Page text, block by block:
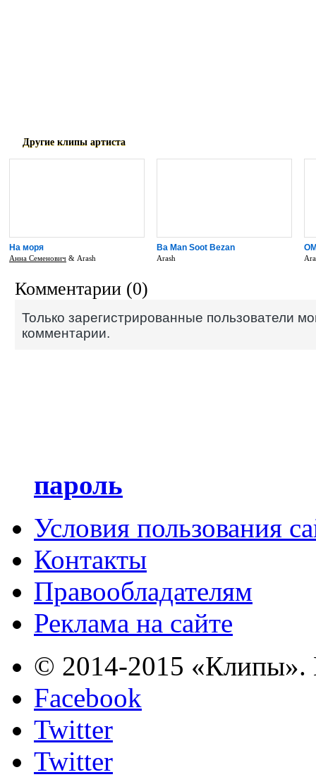
Другие клипы артиста
На моря
Анна Семенович & Arash
Ba Man Soot Bezan
Arash
Комментарии (0)
Только зарегистрированные пользователи
комментарии.
пароль
Условия пользования
Контакты
Правообладателям
Реклама на сайте
© 2014-2015 «Клипы».
Facebook
Twitter
Twitter